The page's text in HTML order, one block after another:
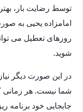
توسط رضایت بار،
امامزاده یحیی به
روزهای تعطیل می
شوید.
در این صورت دیگر
شما نیست. هر زمانی
جابجایی خود برنامه